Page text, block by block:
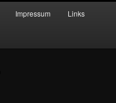
Impressum Links